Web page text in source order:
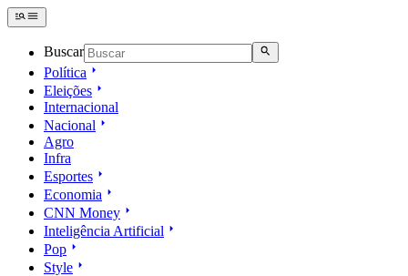
Buscar
Política
Eleições
Internacional
Nacional
Agro
Infra
Esportes
Economia
CNN Money
Inteligência Artificial
Pop
Style